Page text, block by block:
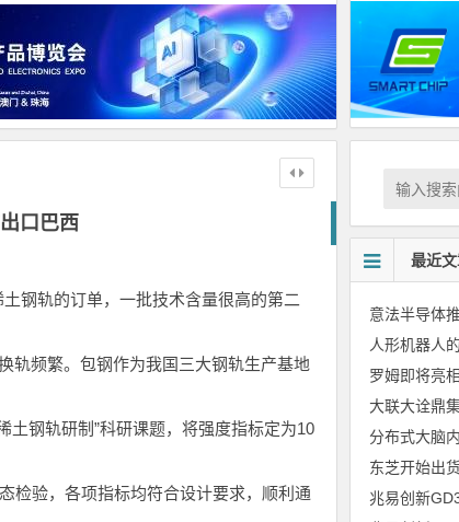
口巴西
钢轨的订单，一批技术含量很高的第二
频繁。包钢作为我国三大钢轨生产基地
钢轨研制”科研课题，将强度指标定为10
验，各项指标均符合设计要求，顺利通
最近
人形机器人
分布式大脑